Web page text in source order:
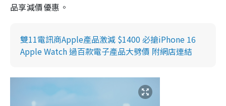
品享減價優惠。
雙11電訊商Apple產品激減 $1400 必搶iPhone 16
Apple Watch 過百款電子產品大劈價 附網店連結